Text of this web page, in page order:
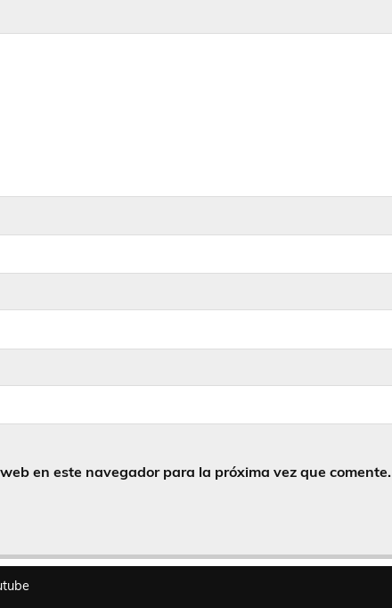
en este navegador para la próxima vez que comente.